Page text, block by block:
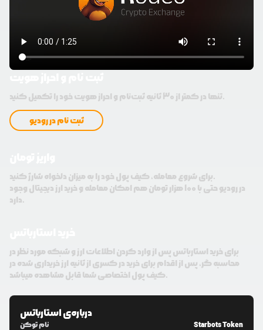
تنها در کمتر از 30 ثانیه ثبت‌نام و احراز هویت خود را تکمیل کنید.
ثبت نام در رودیو
برای شروع معامله، کیف پول خود را به میزان دلخواه شارژ کنید.
در رودیو حتی با 100 هزار تومان هم امکان معامله و خرید ارز دیجیتال وجود
دارد.
برای خرید استارباتس پس از وارد کردن اطلاعات ارز و شبکه مورد نظر در
محاسبه گر، پس از اقدام برای خرید در کسری از ثانیه ارز خریداری شده در
کیف پول اختصاصی شما قابل مشاهده میباشد.
درباره‌یاستارباتس
نام توکن
Starbots Token